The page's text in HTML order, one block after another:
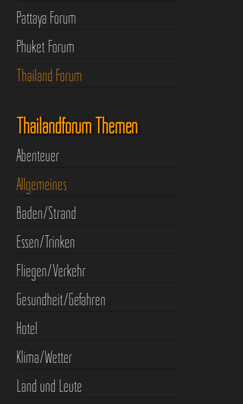
Pattaya Forum
Phuket Forum
Thailand Forum
Thailandforum Themen
Abenteuer
Allgemeines
Baden/Strand
Essen/Trinken
Fliegen/Verkehr
Gesundheit/Gefahren
Hotel
Klima/Wetter
Land und Leute